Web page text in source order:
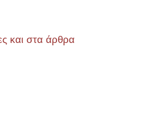
και στα άρθρα